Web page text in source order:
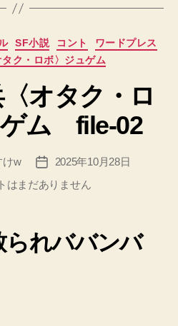
カ
テ
リ
ー
SF小説 コント
ワードプレス
ク・ロボ〉ジュゲム
オタク・ロ
ゲム file-02
けw
投
稿
日
2025年10月28日
はまだありません
られババンバ